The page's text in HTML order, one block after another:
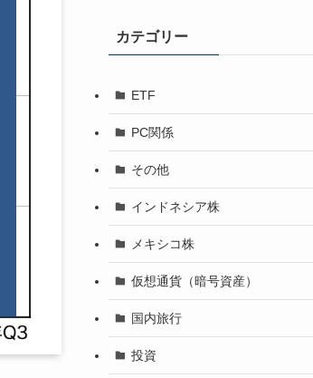
カテゴリー
ETF
PC関係
その他
インドネシア株
メキシコ株
仮想通貨（暗号資産）
国内旅行
投資